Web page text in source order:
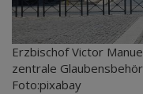
Erzbischof Victor
zentrale
Foto:pixabay